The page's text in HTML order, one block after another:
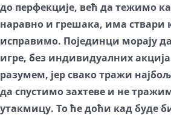
до перфекције, већ да тежимо
наравно и грешака, има ствари
исправимо. Појединци морају
игре, без индивидуалних
разумем, јер свако тражи
да спустимо захтеве и не
утакмицу. То ће доћи кад буде